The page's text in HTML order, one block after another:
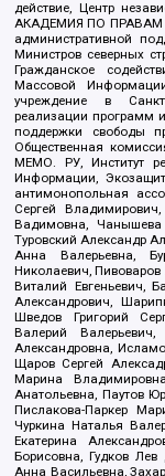
действие, Центр
АКАДЕМИЯ ПО ПРАВАМ
административной
Министров северных
Гражданское
Массовой
учреждение в
реализации программ
поддержки свободы
Общественная
МЕМО. РУ, Институт
Информации,
антимонопольная
Сергей
Вадимовна, Чанышева
Туровский Александр
Анна Валерьевна,
Николаевич, Пивоваров
Виталий Евгеньевич,
Александрович,
Шведов Григорий
Валерий
Александровна,
Щаров Сергей
Марина
Анатольевна, Паутов
Пислакова-Паркер
Чуркина Наталья
Екатерина
Борисовна, Гудков
Анна Васильевна,